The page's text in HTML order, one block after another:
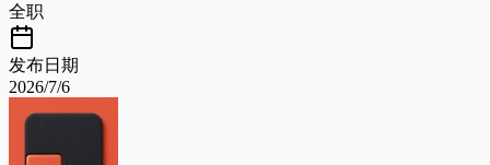
全职
发布日期
2026/7/6